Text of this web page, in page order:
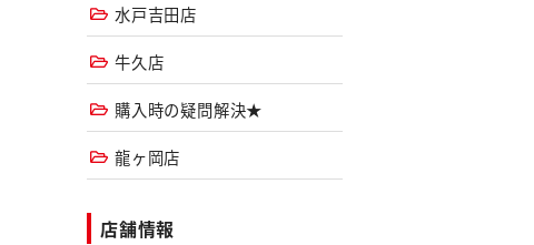
水戸吉田店
牛久店
購入時の疑問解決★
龍ヶ岡店
店舗情報